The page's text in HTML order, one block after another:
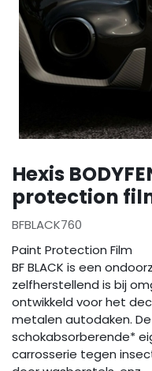
Hexis
protection
BFBLACK760
Paint Protection Film
BF BLACK is een
zelfherstellend is bij
ontwikkeld voor het
metalen autodaken.
schokabsorberende*
carrosserie tegen